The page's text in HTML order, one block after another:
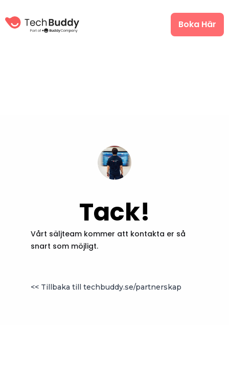
Boka Här
Tack!
Vårt säljteam kommer att kontakta er så
snart som möjligt.
<< Tillbaka till techbuddy.se/partnerskap